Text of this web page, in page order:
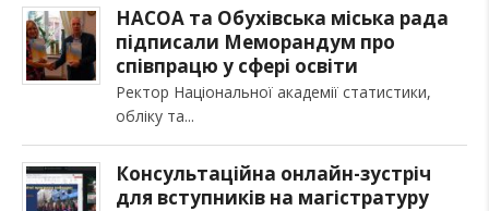
НАСОА та Обухівська міська рада
підписали Меморандум про
співпрацю у сфері освіти
Ректор Національної академії статистики,
обліку та
Консультаційна онлайн-зустріч
для вступників на магістратуру